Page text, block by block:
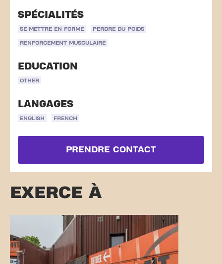
SPÉCIALITÉS
SE METTRE EN FORME PERDRE DU POIDS
RENFORCEMENT MUSCULAIRE
EDUCATION
OTHER
LANGAGES
ENGLISH FRENCH
PRENDRE CONTACT
EXERCE À